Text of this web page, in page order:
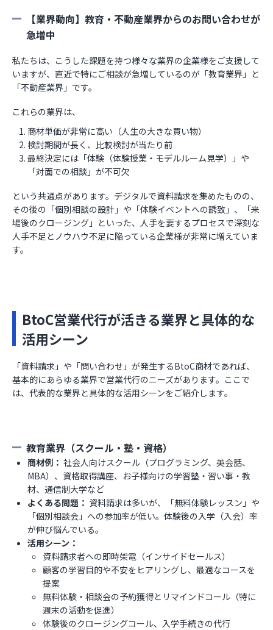
【業界動向】教育・不動産業界からのお問い合わせが
急増中
私たちは、こうした課題を持つ様々な業界の企業様をご支援して
いますが、直近で特にご相談が急増しているのが「教育業界」と
「不動産業界」です。
これらの業界は、
商材単価が非常に高い（人生の大きな買い物）
検討期間が長く、比較検討が当たり前
最終決定には「体験（体験授業・モデルルーム見学）」や
「対面での相談」が不可欠
という共通点があります。デジタルで資料請求を集めたものの、
その後の「個別相談の設計」や「体験イベントへの誘致」、「来
場後のクロージング」といった、人手を要するプロセスで深刻な
人手不足とノウハウ不足に陥っている企業様が非常に増えていま
す。
BtoC営業代行が活きる業界と具体的な
活用シーン
「資料請求」や「問い合わせ」が発生するBtoC商材であれば、
基本的にあらゆる業界で営業代行のニーズがあります。ここで
は、代表的な業界と具体的な活用シーンをご紹介します。
教育業界（スクール・塾・資格）
商材例： 社会人向けスクール（プログラミング、英会話、
MBA）、資格取得講座、お子様向けの学習塾・習い事・教
材、通信制大学など
よくある問題： 資料請求は多いが、「無料体験レッスン」や
「個別相談会」への参加率が低い。体験後の入学（入会）率
が伸び悩んでいる。
活用シーン：
資料請求者への即時架電（インサイドセールス）
顧客の学習目的や不安をヒアリングし、最適なコースを
提案
無料体験・相談会の予約獲得とリマインドコール（特に
週末の活動を促進）
体験後のクロージングコール、入学手続きの代行